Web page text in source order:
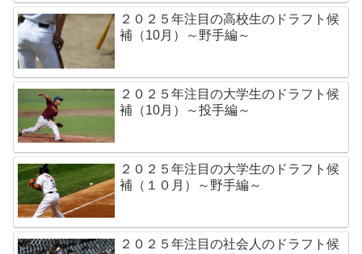
２０２５年注目の高校生のドラフト候
補（10月）～野手編～
２０２５年注目の大学生のドラフト候
補（10月）～投手編～
２０２５年注目の大学生のドラフト候
補（１０月）～野手編～
２０２５年注目の社会人のドラフト候